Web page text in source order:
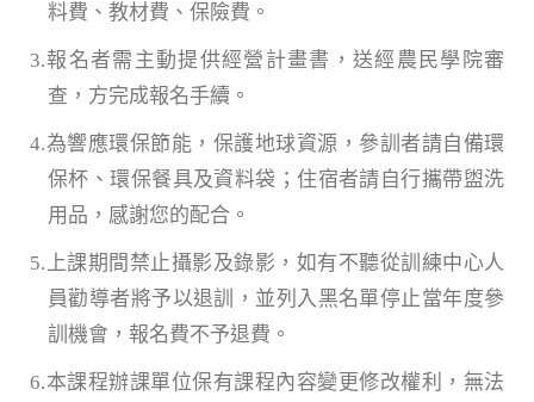
料費、教材費、保險費。
3.報名者需主動提供經營計畫書，送經農民學院審
查，方完成報名手續。
4.為響應環保節能，保護地球資源，參訓者請自備環
保杯、環保餐具及資料袋；住宿者請自行攜帶盥洗
用品，感謝您的配合。
5.上課期間禁止攝影及錄影，如有不聽從訓練中心人
員勸導者將予以退訓，並列入黑名單停止當年度參
訓機會，報名費不予退費。
6.本課程辦課單位保有課程內容變更修改權利，無法